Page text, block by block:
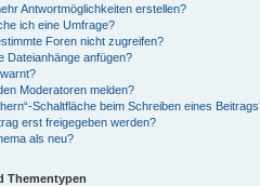
Antwortmöglichkeiten erstellen?
ich eine Umfrage?
Foren nicht zugreifen?
Dateianhänge anfügen?
Moderatoren melden?
Schaltfläche beim Schreiben eines
erst freigegeben werden?
als neu?
Thementypen